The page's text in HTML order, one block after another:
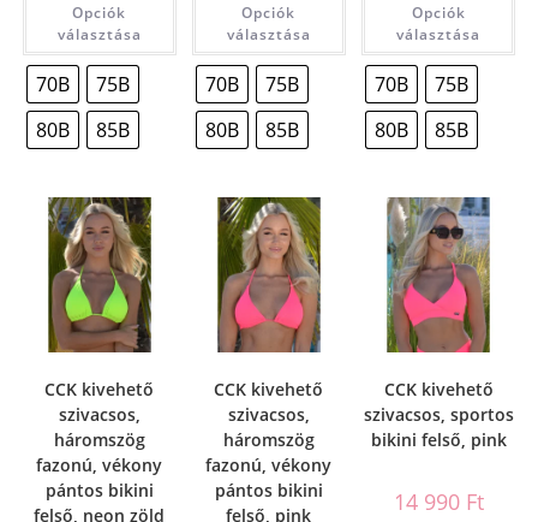
Opciók
választása
70B
75B
80B
85B
Opciók
választása
70B
75B
80B
85B
Opciók
választása
70B
75B
80B
85B
CCK kivehető
szivacsos,
háromszög
fazonú, vékony
pántos bikini
felső, neon zöld
CCK kivehető
szivacsos,
háromszög
fazonú, vékony
pántos bikini
felső, pink
CCK kivehető
szivacsos, sportos
bikini felső, pink
14 990 Ft